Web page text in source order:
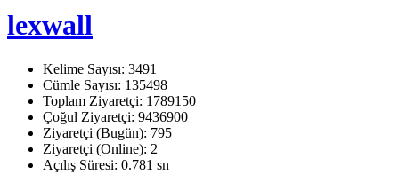
lexwall
Kelime Sayısı: 3491
Cümle Sayısı: 135498
Toplam Ziyaretçi: 1789150
Çoğul Ziyaretçi: 9436900
Ziyaretçi (Bugün): 795
Ziyaretçi (Online): 2
Açılış Süresi: 0.781 sn